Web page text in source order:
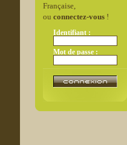
Française,
ou connectez-vous!
Identifiant :
Mot de passe :